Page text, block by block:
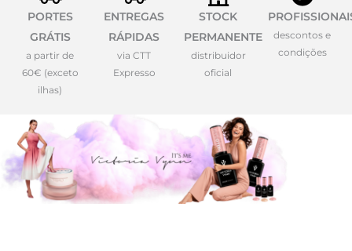
PORTES
GRÁTIS
a partir de
60€ (exceto
ilhas)
ENTREGAS
RÁPIDAS
via CTT
Expresso
STOCK
PERMANENTE
distribuidor
oficial
descontos e
condições